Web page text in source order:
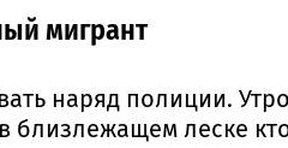
мигрант
наряд полиции.
близлежащем леске